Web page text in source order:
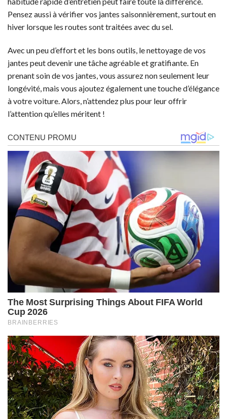
Pensez aussi à vérifier vos jantes saisonnièrement, surtout en
hiver lorsque les routes sont traitées avec du sel.
Avec un peu d’effort et les bons outils, le nettoyage de vos
jantes peut devenir une tâche agréable et gratifiante. En
prenant soin de vos jantes, vous assurez non seulement leur
longévité, mais vous ajoutez également une touche d’élégance
à votre voiture. Alors, n’attendez plus pour leur offrir
l’attention qu’elles méritent !